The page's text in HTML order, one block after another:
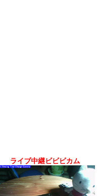
ライブ中継ビビビカム